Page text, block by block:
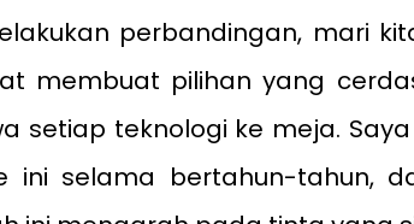
perbandingan, mari
membuat pilihan yang
setiap teknologi ke meja.
ini selama bertahun-tahun,